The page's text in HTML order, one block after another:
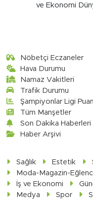
ve Ekonomi
Nöbetçi Eczaneler
Hava Durumu
Namaz Vakitleri
Trafik Durumu
Şampiyonlar Ligi
Tüm Manşetler
Son Dakika Haberleri
Haber Arşivi
Sağlık Estetik
Moda-Magazin-
İş ve Ekonomi
Medya
Spor